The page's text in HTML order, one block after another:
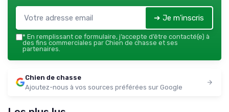
➔ Je m'inscris
* En remplissant ce formulaire, j’accepte d’être contacté(e) à
des fins commerciales par Chien de chasse et ses
partenaires.
Chien de chasse
Ajoutez-nous à vos sources préférées sur Google